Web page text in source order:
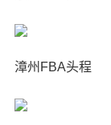
漳州FBA头程